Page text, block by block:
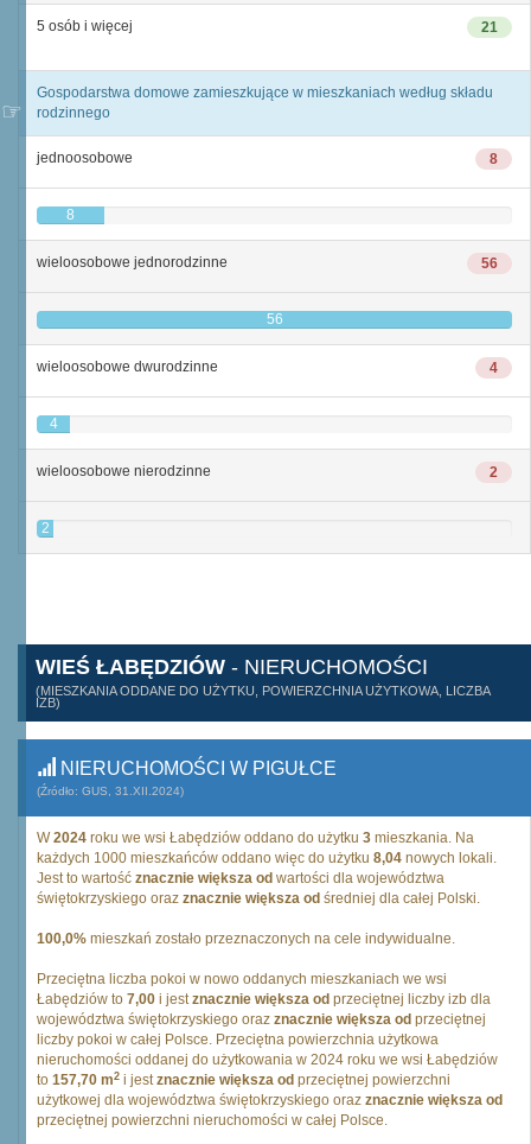
21
5 osób i więcej
Gospodarstwa domowe zamieszkujące w mieszkaniach według składu
rodzinnego
8
jednoosobowe
8
56
wieloosobowe jednorodzinne
56
4
wieloosobowe dwurodzinne
4
2
wieloosobowe nierodzinne
2
WIEŚ ŁABĘDZIÓW - NIERUCHOMOŚCI
(MIESZKANIA ODDANE DO UŻYTKU, POWIERZCHNIA UŻYTKOWA, LICZBA
IZB)
NIERUCHOMOŚCI W PIGUŁCE
(Źródło: GUS, 31.XII.2024)
W2024 roku we wsi Łabędziów oddano do użytku 3 mieszkania. Na
każdych 1000 mieszkańców oddano więc do użytku 8,04 nowych lokali.
Jest to wartość znacznie większa od wartości dla województwa
świętokrzyskiego oraz znacznie większa od średniej dla całej Polski.
100,0% mieszkań zostało przeznaczonych na cele indywidualne.
Przeciętna liczba pokoi w nowo oddanych mieszkaniach we wsi
Łabędziów to 7,00 i jestznacznie większa od przeciętnej liczby izb dla
województwa świętokrzyskiego oraz znacznie większa od przeciętnej
liczby pokoi w całej Polsce. Przeciętna powierzchnia użytkowa
nieruchomości oddanej do użytkowania w 2024 roku we wsi Łabędziów
to 157,70 m2 i jestznacznie większa od przeciętnej powierzchni
użytkowej dla województwa świętokrzyskiego oraz znacznie większa od
przeciętnej powierzchni nieruchomości w całej Polsce.